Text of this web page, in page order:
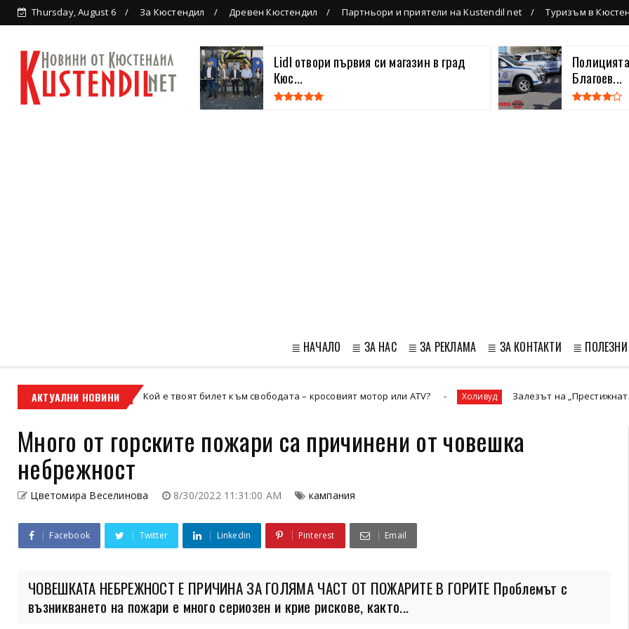
Thursday, August 6 За Кюстендил Древен Кюстендил Партньори и приятели на Kustendil net Туризъм в
Lidl отвори първия си магазин в град
Кюс...
Благоев...
≣ НАЧАЛО ≣ ЗА НАС ≣ ЗА РЕКЛАМА ≣ ЗА КОНТАКТИ ≣ ПОЛЕЗНИ
АКТУАЛНИ НОВИНИ
кросов мотор Кой е твоят билет към свободата – кросовият мотор или ATV? Холивуд Залезът на „Престижната телевизия“
Много от горските пожари са причинени от човешка
небрежност
Цветомира Веселинова 8/30/2022 11:31:00 AM кампания
Facebook Twitter Linkedin Pinterest Email
ЧОВЕШКАТА НЕБРЕЖНОСТ Е ПРИЧИНА ЗА ГОЛЯМА ЧАСТ ОТ ПОЖАРИТЕ В ГОРИТЕ Проблемът с
възникването на пожари е много сериозен и крие рискове, както...